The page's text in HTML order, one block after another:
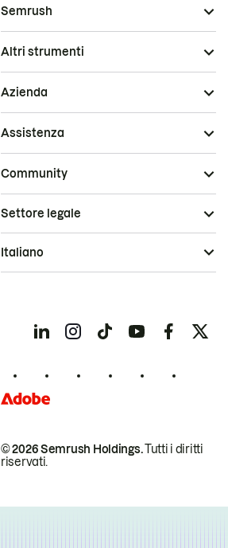
Semrush
Altri strumenti
Azienda
Assistenza
Community
© 2026 Semrush Holdings.Tutti i diritti
riservati.
Settore legale
Italiano